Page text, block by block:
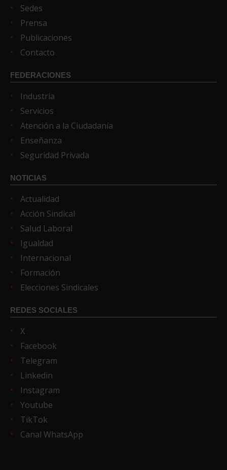
Sedes
Prensa
Publicaciones
Contacto
FEDERACIONES
Industria
Servicios
Atención a la Ciudadanía
Enseñanza
Seguridad Privada
NOTICIAS
Actualidad
Acción Sindical
Salud Laboral
Igualdad
Internacional
Formación
Elecciones Sindicales
REDES SOCIALES
X
Facebook
Telegram
Linkedin
Instagram
Youtube
TikTok
Canal WhatsApp